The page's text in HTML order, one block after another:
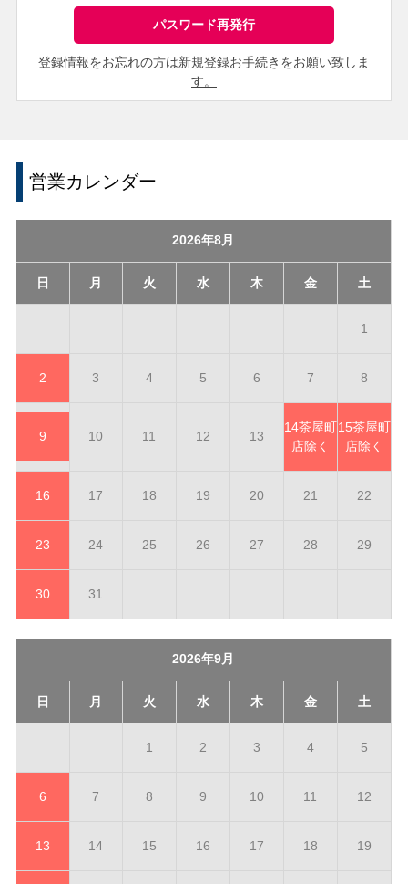
登録情報をお忘れの方は新規登録お手続きをお願い致しま
す。
営業カレンダー
2026年8月
日 月 火 水 木 金 土
1
2 3 4 5 6 7 8
9 10 11 12 13
14茶屋町
店除く
15茶屋町
店除く
16 17 18 19 20 21 22
23 24 25 26 27 28 29
30 31
2026年9月
日 月 火 水 木 金 土
1 2 3 4 5
6 7 8 9 10 11 12
13 14 15 16 17 18 19